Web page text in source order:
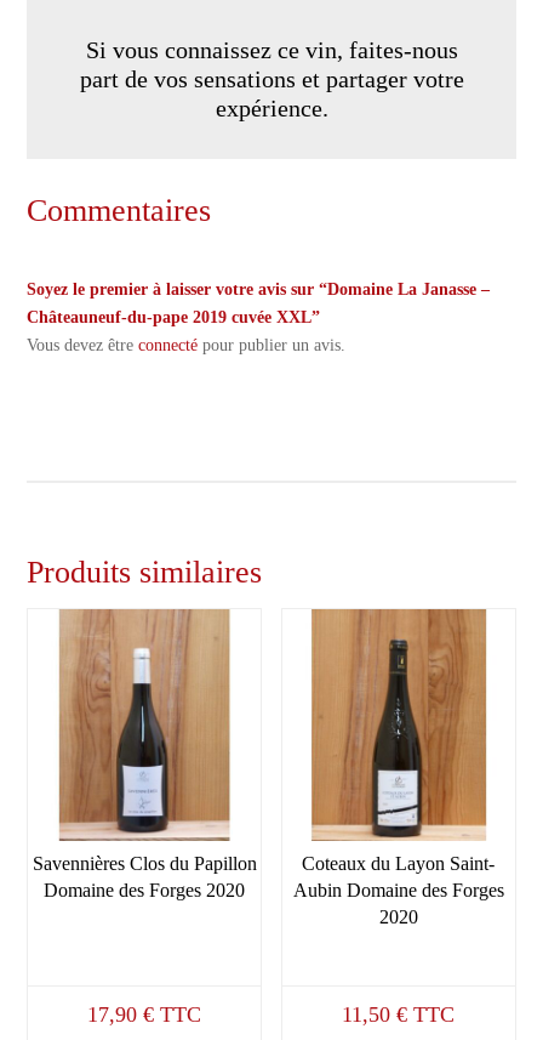
Si vous connaissez ce vin, faites-nous
part de vos sensations et partager votre
expérience.
Commentaires
Soyez le premier à laisser votre avis sur “Domaine La Janasse –
Châteauneuf-du-pape 2019 cuvée XXL”
Vous devez êtreconnecté pour publier un avis.
Produits similaires
Savennières Clos du Papillon
Domaine des Forges 2020
17,90€ TTC
Coteaux du Layon Saint-
Aubin Domaine des Forges
2020
11,50€ TTC